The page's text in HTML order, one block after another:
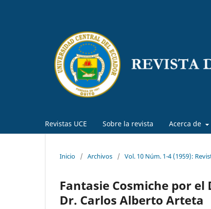
Revistas UCE Sobre la revista Acerca de
Inicio / Archivos / Vol. 10 Núm. 1-4 (1959):
Fantasie Cosmiche por
Dr. Carlos Alberto Arteta